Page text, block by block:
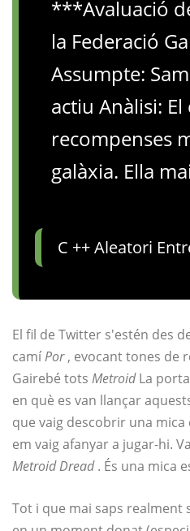
***Avaluació
la Federació
Assumpte:
actiu Anàlisi:
recompenses
galàxia. Ella
C ++ Aleatori
El fil de Twitter s'estén des
camíPor, evocant tones de
Gairebé tots MetroidLa
en què es van llançar
que vaig descobrir una
em vaig afanyar a jugar-hi.
Metroid Dread. És una mica
Tot i que mai saps realment